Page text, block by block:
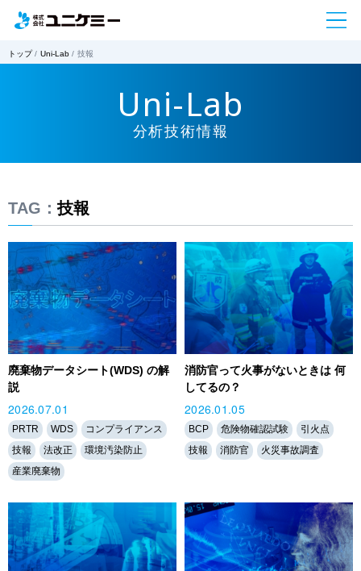
トップ Uni-Lab 技報
Uni-Lab
分析技術情報
TAG： 技報
廃棄物データシート(WDS) の解
説
2026.07.01
PRTR WDS
コンプライアンス
技報
法改正
環境汚染防止
産業廃棄物
消防官って火事がないときは 何
してるの？
2026.01.05
BCP 危険物確認試験
引火点
技報
消防官 火災事故調査